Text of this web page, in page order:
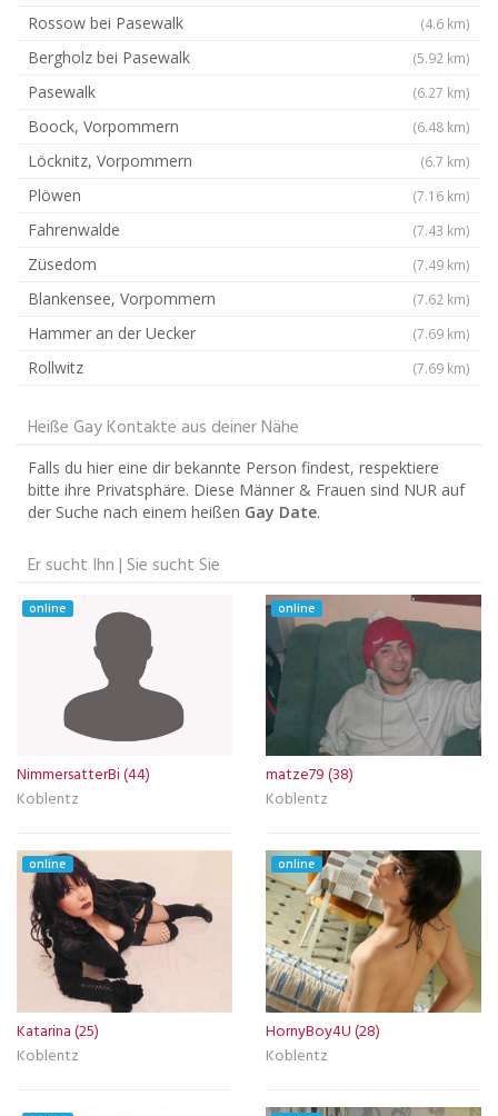
Rossow bei Pasewalk (4.6 km)
Bergholz bei Pasewalk (5.92 km)
Pasewalk (6.27 km)
Boock, Vorpommern (6.48 km)
Löcknitz, Vorpommern (6.7 km)
Plöwen (7.16 km)
Fahrenwalde (7.43 km)
Züsedom (7.49 km)
Blankensee, Vorpommern (7.62 km)
Hammer an der Uecker (7.69 km)
Rollwitz (7.69 km)
Heiße Gay Kontakte aus deiner Nähe
Falls du hier eine dir bekannte Person findest, respektiere
bitte ihre Privatsphäre. Diese Männer & Frauen sind NUR auf
der Suche nach einem heißen Gay Date.
Er sucht Ihn | Sie sucht Sie
online
NimmersatterBi (44)
Koblentz
online
matze79 (38)
Koblentz
online
Katarina (25)
Koblentz
online
HornyBoy4U (28)
Koblentz